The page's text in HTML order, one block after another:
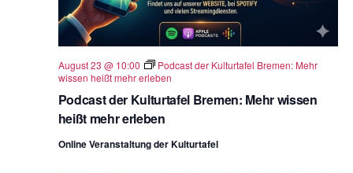
Podcast der Kulturtafel Bremen: Mehr wissen
heißt mehr erleben
August 23 @ 10:00
Podcast der Kulturtafel Bremen: Mehr
wissen heißt mehr erleben
Online Veranstaltung der Kulturtafel